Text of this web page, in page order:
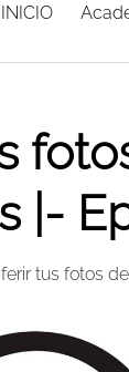
INICIO
|-
tus fotos